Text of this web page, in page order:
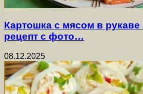
Картошка с мясом в рукаве
рецепт с фото…
08.12.2025